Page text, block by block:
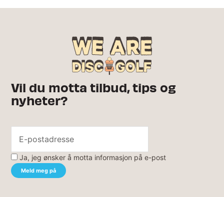
Vil du motta tilbud, tips og
nyheter?
Ja, jeg ønsker å motta informasjon på e-post